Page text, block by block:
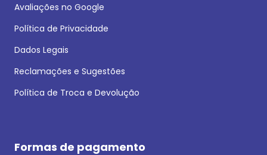
Avaliações no Google
Política de Privacidade
Dados Legais
Reclamações e Sugestões
Política de Troca e Devolução
Formas de pagamento